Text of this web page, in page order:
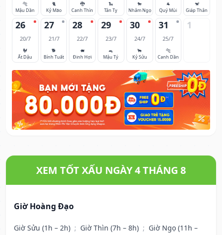
🐅
Mậu Dần
🐈
Kỷ Mão
🐉
Canh Thìn
🐍
Tân Tỵ
🐎
Nhâm Ngọ
🐐
Quý Mùi
🐒
Giáp Thân
26
20/7
🐓
Ất Dậu
27
21/7
🐕
Bính Tuất
28
22/7
🐖
Đinh Hợi
29
23/7
🐀
Mậu Tý
30
24/7
🐂
Kỷ Sửu
31
25/7
🐅
Canh Dần
1
XEM TỐT XẤU NGÀY 4 THÁNG 8
Giờ Hoàng Đạo
Giờ Sửu (1h – 2h) ; Giờ Thìn (7h – 8h) ; Giờ Ngọ (11h –